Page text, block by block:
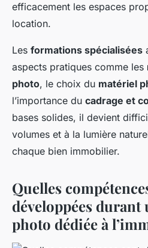
efficacement les espaces
location.
Les formations spécialisées
aspects pratiques comme les
photo, le choix du matériel
l’importance du cadrage et
bases solides, il devient
volumes et à la lumière
chaque bien immobilier.
Quelles
développées
photo dédiée à